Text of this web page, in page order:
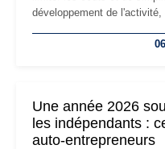
développement de
professionnels,
Une année 2026
les indépendants :
auto-entrepreneurs